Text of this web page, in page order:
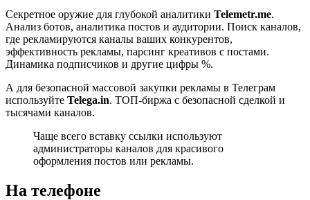
Секретное оружие для глубокой аналитики Telemetr.me.
Анализ ботов, аналитика постов и аудитории. Поиск каналов,
где рекламируются каналы ваших конкурентов,
эффективность рекламы, парсинг креативов с постами.
Динамика подписчиков и другие цифры %.
А для безопасной массовой закупки рекламы в Телеграм
используйте Telega.in. ТОП-биржа с безопасной сделкой и
тысячами каналов.
Чаще всего вставку ссылки используют
администраторы каналов для красивого
оформления постов или рекламы.
На телефоне